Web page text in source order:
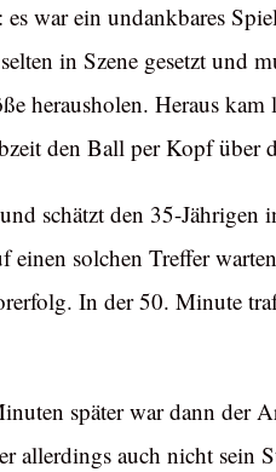
es war ein undankbares
in Szene gesetzt und
herausholen. Heraus
den Ball per Kopf über
schätzt den 35-Jährigen
einen solchen Treffer
In der 50. Minute
später war dann der
allerdings auch nicht sein